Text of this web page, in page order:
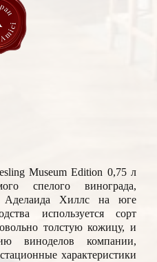
Museum Edition 0,75 л
спелого винограда,
Аделаида Хиллс на юге
используется сорт
толстую кожицу, и
виноделов компании,
характеристики